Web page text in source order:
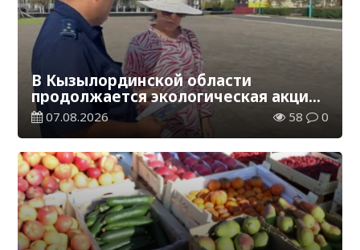
В Кызылординской области
продолжается экологическая акция
«Таза Қазақстан»
07.08.2026 58 0